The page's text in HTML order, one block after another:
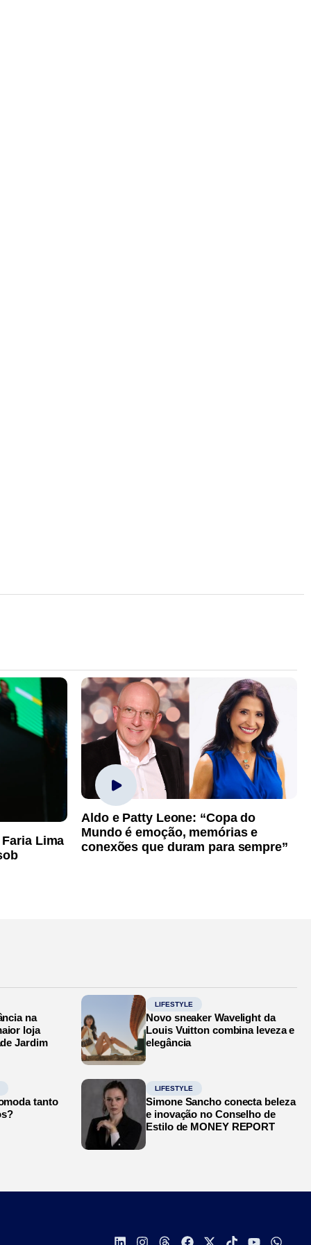
Lima
Aldo e Patty Leone: “Copa do
Mundo é emoção, memórias e
conexões que duram para sempre”
na
loja
Jardim
LIFESTYLE
Novo sneaker Wavelight da
Louis Vuitton combina leveza e
elegância
tanto
LIFESTYLE
Simone Sancho conecta beleza
e inovação no Conselho de
Estilo de MONEY REPORT